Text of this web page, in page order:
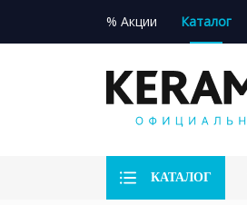
% Акции Каталог
КАТАЛОГ